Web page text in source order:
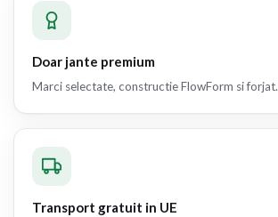
Doar jante premium
Marci selectate, constructie FlowForm si forjat.
Transport gratuit in UE